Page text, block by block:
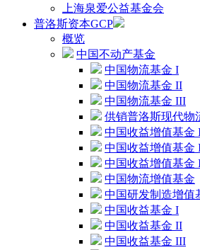
上海泉爱公益基金会
普洛斯资本GCP
概览
中国不动产基金
中国物流基金 I
中国物流基金 II
中国物流基金 III
供销普洛斯现代物
中国收益增值基金
中国收益增值基金
中国收益增值基金
中国物流增值基金
中国研发制造增值
中国收益基金 I
中国收益基金 II
中国收益基金 III